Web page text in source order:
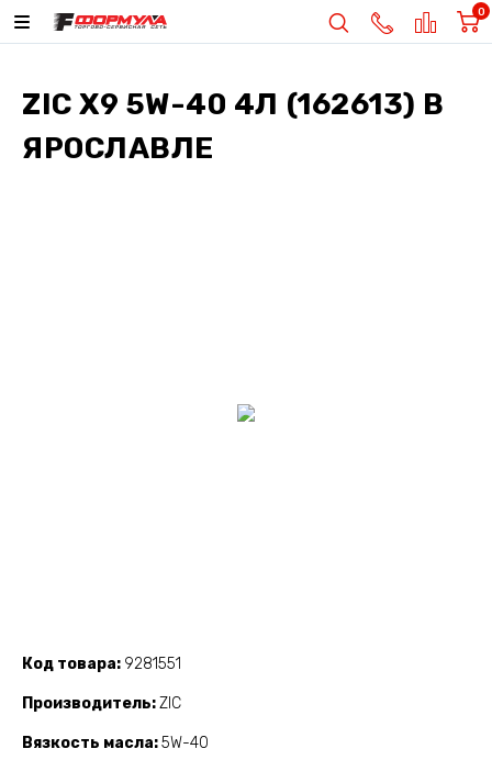
0
ZIC X9 5W-40 4Л (162613) В
ЯРОСЛАВЛЕ
Код товара 9281551
Производитель ZIC
Вязкость масла 5W-40